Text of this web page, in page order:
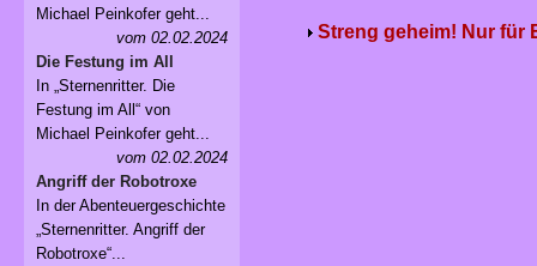
Streng geheim! Nur für
Michael Peinkofer geht...
vom 02.02.2024
Die Festung im All
In „Sternenritter. Die
Festung im All“ von
Michael Peinkofer geht...
vom 02.02.2024
Angriff der Robotroxe
In der Abenteuergeschichte
„Sternenritter. Angriff der
Robotroxe“...